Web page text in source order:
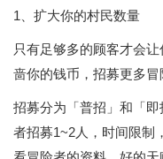
1、扩大你的村民数量
只有足够多的顾客才会
啬你的钱币，招募更多冒
招募分为「普招」和「
者招募1~2人，时间限制